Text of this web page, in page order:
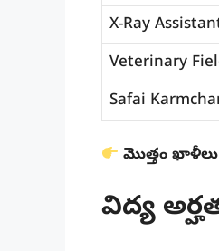
X-Ray
Veterinary
Safai
మొత్తం
విద్య